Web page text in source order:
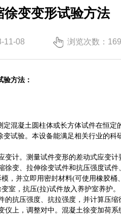
徐变变形试验方法
11-08 浏览次数：
验方法 ：
定混凝土圆柱体或长方体试件在恒
试验。本设备能满足相关行业的科
变计。测量试件变形的差动式应变计
徐变、拉伸徐变试件和抗压强度试
模，并立即用密封材料(可使用橡胶
室，抗压(拉)试件放入养护室养护。
的抗压强度、抗拉强度，并计算压缩
仪上，调整对中。混凝土徐变加荷